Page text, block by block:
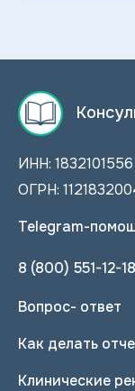
ИНН: 1832101556
ОГРН:
Telegram-
8 (800) 551-12-18
Вопрос- ответ
Как делать
Клинические